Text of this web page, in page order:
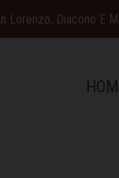
Lorenzo, Diacono E